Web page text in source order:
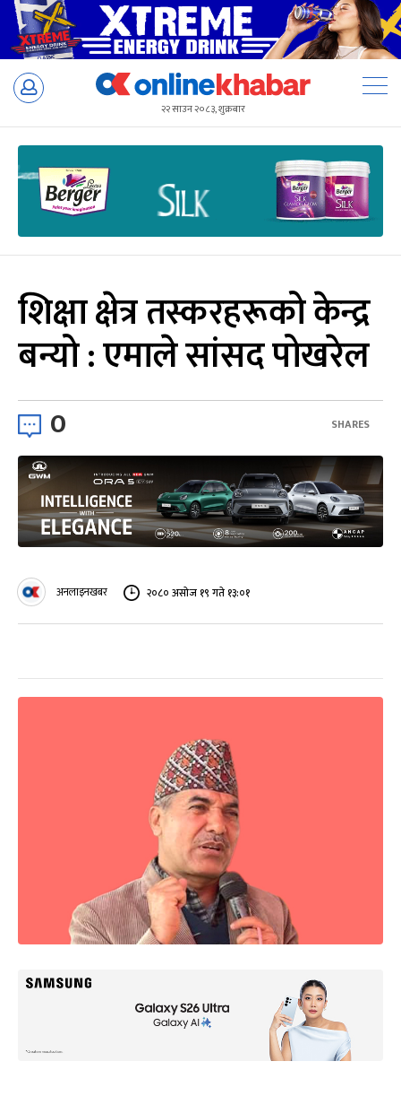
Skip
२२ साउन २०८३, शुक्रबार
शिक्षा क्षेत्र तस्करहरूको केन्द्र
बन्यो : एमाले सांसद पोखरेल
0 SHARES
अनलाइनखबर २०८० असोज १९ गते १३:०१